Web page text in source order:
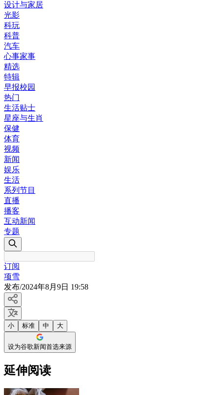
设计与家居
光影
科玩
科普
汽车
心事家事
精选
特辑
早报校园
热门
生活贴士
星座与生肖
保健
体育
视频
新闻
娱乐
生活
系列节目
直播
播客
互动新闻
专题
订阅
项雪
发布/2024年8月9日 19:58
小 标准 中 大
设为谷歌新闻首选来源
延伸阅读